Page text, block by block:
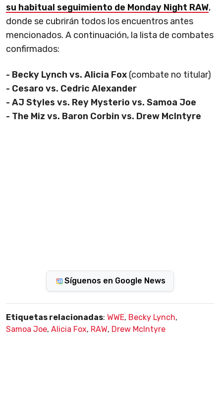
su habitual seguimiento de Monday Night RAW,
donde se cubrirán todos los encuentros antes
mencionados. A continuación, la lista de combates
confirmados:
- Becky Lynch vs. Alicia Fox (combate no titular)
- Cesaro vs. Cedric Alexander
- AJ Styles vs. Rey Mysterio vs. Samoa Joe
- The Miz vs. Baron Corbin vs. Drew McIntyre
Síguenos en Google News
Etiquetas relacionadas: WWE, Becky Lynch,
Samoa Joe, Alicia Fox, RAW, Drew McIntyre